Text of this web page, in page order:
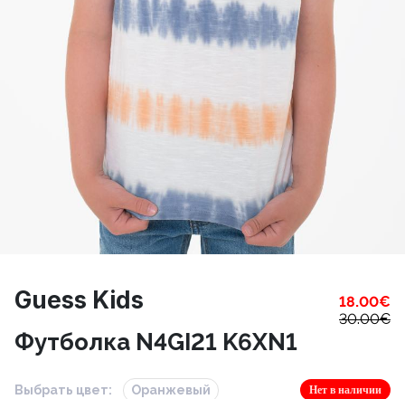
Guess Kids 18.00€
30.00€
Футболка N4GI21 K6XN1
Выбрать цвет: Оранжевый Нет в наличии